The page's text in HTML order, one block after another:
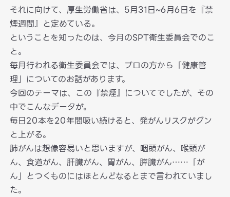
それに向けて、厚生労働省は、5月31日~6月6日を『禁
煙週間』と定めている。
ということを知ったのは、今月のSPT衛生委員会でのこ
と。
毎月行われる衛生委員会では、プロの方から「健康管
理」についてのお話があります。
今回のテーマは、この『禁煙』についてでしたが、その
中でこんなデータが。
毎日20本を20年間吸い続けると、発がんリスクがグン
と上がる。
肺がんは想像容易いと思いますが、咽頭がん、喉頭が
ん、食道がん、肝臓がん、胃がん、膵臓がん……「が
ん」とつくものにはほとんどなるとまで言われていまし
た。